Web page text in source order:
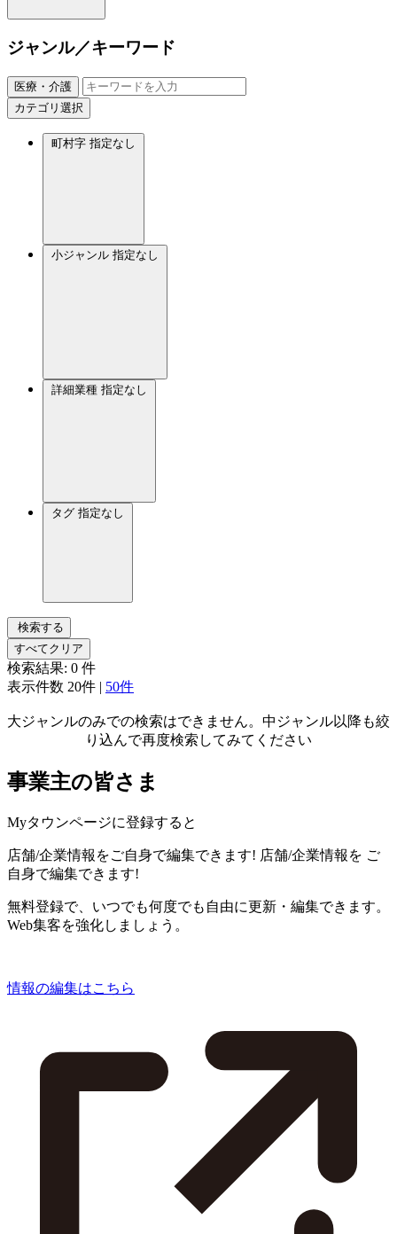
ジャンル／キーワード
医療・介護
カテゴリ選択
町村字 指定なし
小ジャンル 指定なし
詳細業種 指定なし
タグ 指定なし
検索する
すべてクリア
検索結果: 0 件
表示件数 20件 | 50件
大ジャンルのみでの検索はできません。中ジャンル以降も絞
り込んで再度検索してみてください
事業主の皆さま
Myタウンページに登録すると
店舗/企業情報をご自身で編集できます! 店舗/企業情報を ご
自身で編集できます!
無料登録で、いつでも何度でも自由に更新・編集できます。
Web集客を強化しましょう。
情報の編集はこちら